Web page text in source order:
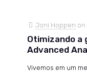
Joni Hoppen on
Otimizando a
Advanced
Vivemos em um